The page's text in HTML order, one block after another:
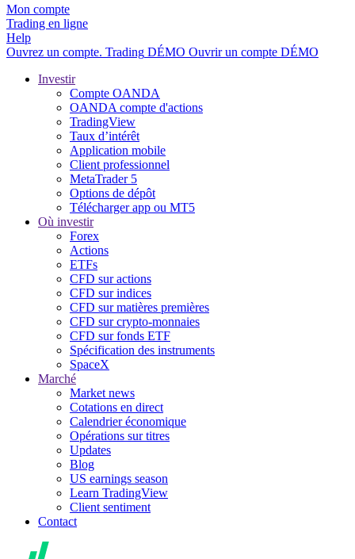
Mon compte
Trading en ligne
Help
Ouvrez un compte. Trading DÉMO Ouvrir un compte DÉMO
Investir
Compte OANDA
OANDA compte d'actions
TradingView
Taux d’intérêt
Application mobile
Client professionnel
MetaTrader 5
Options de dépôt
Télécharger app ou MT5
Où investir
Forex
Actions
ETFs
CFD sur actions
CFD sur indices
CFD sur matières premières
CFD sur crypto-monnaies
CFD sur fonds ETF
Spécification des instruments
SpaceX
Marché
Market news
Cotations en direct
Calendrier économique
Opérations sur titres
Updates
Blog
US earnings season
Learn TradingView
Client sentiment
Contact